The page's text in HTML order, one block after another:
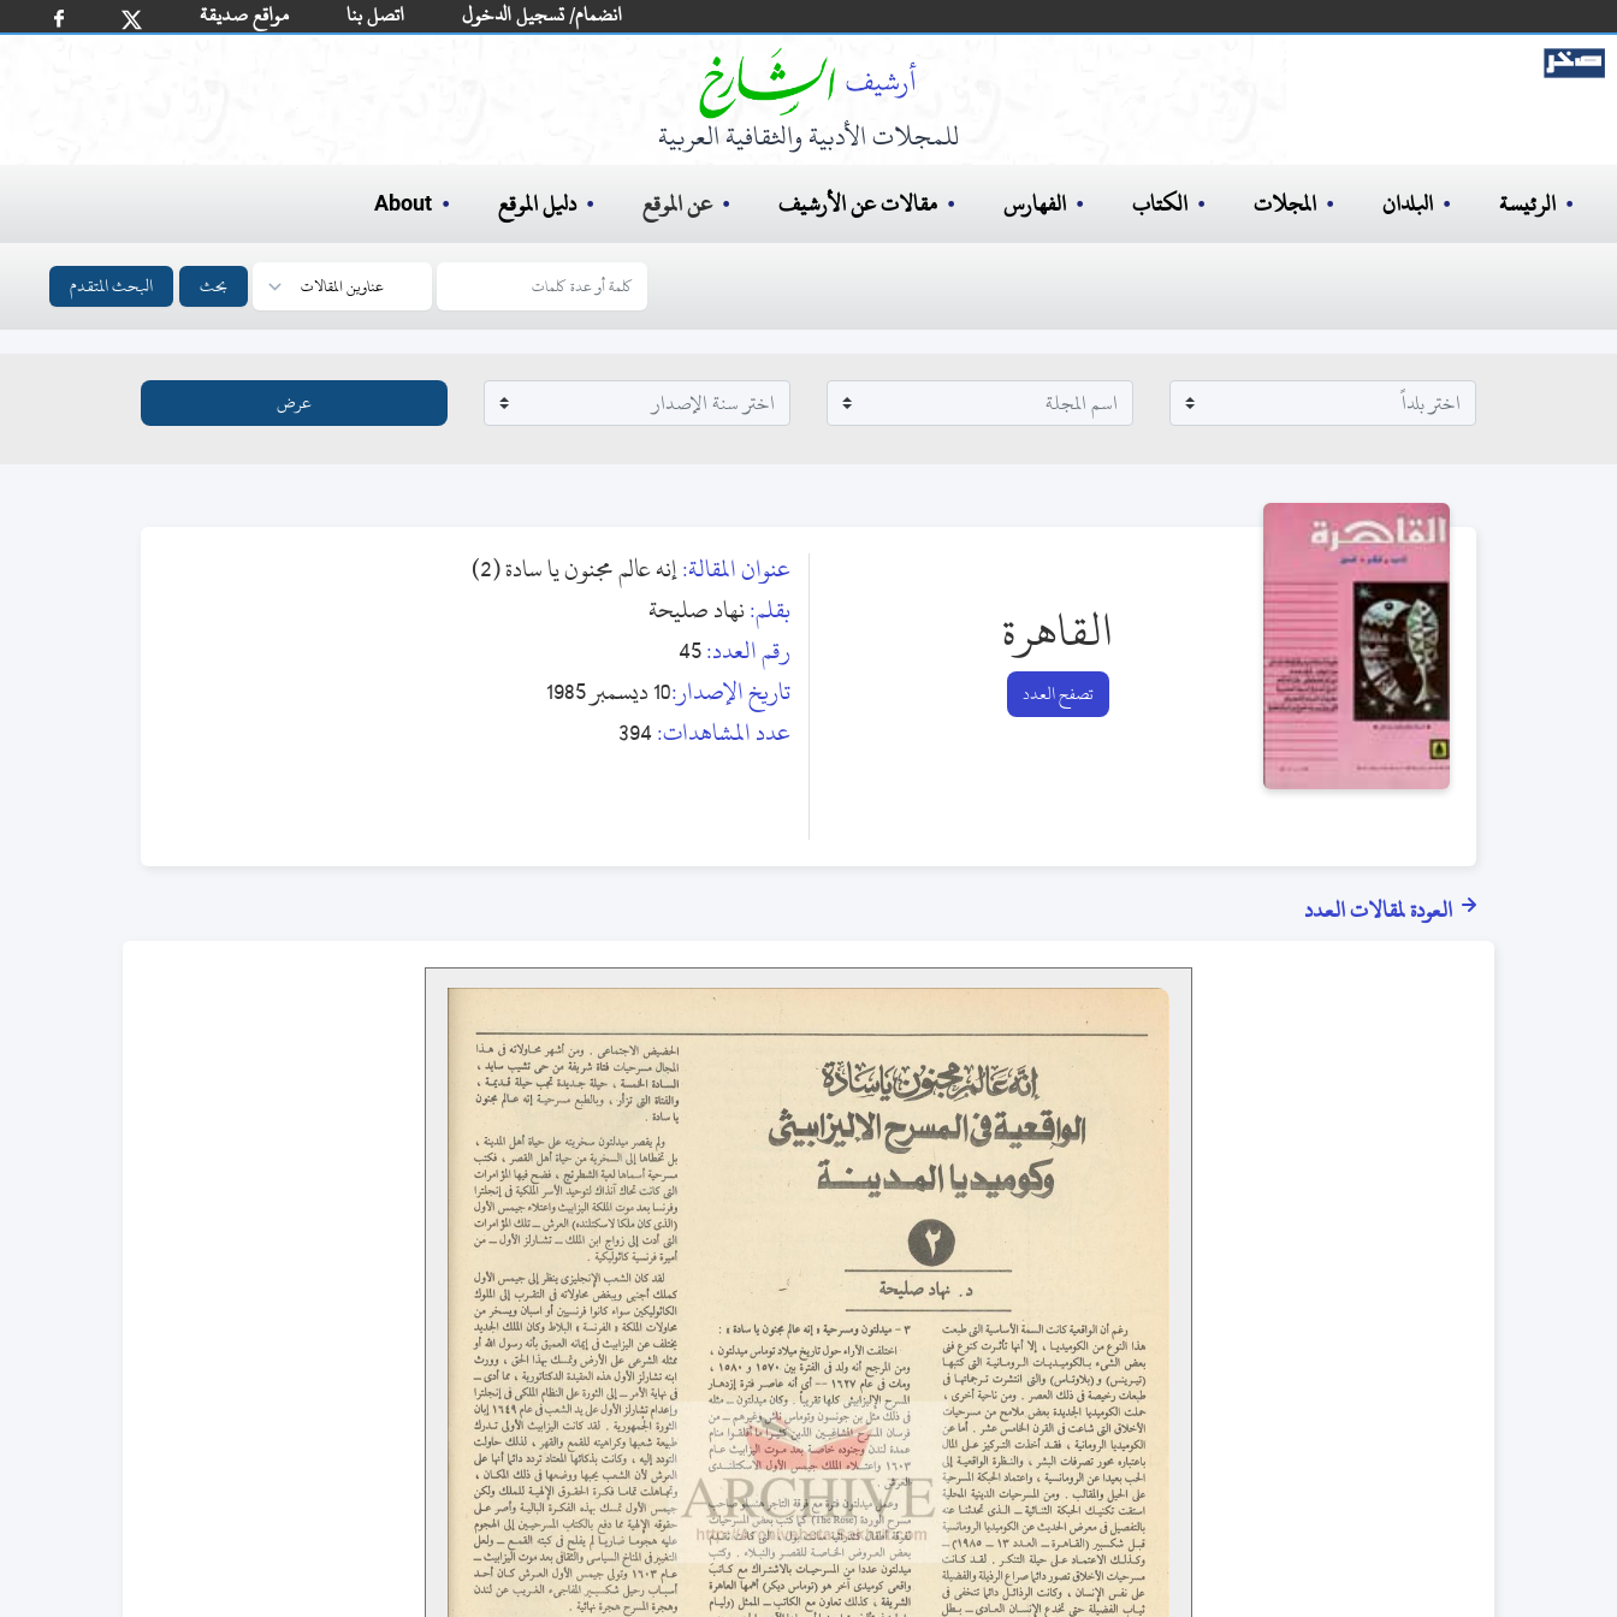
مواقع صديقة اتصل بنا انضمام/ تسجيل الدخول
للمجلات الأدبية والثقافية العربية
الرئيسة البلدان المجلات الكتاب الفهارس مقالات عن الأرشيف عن الموقع دليل الموقع About
بحث البحث المتقدم
القاهرة
تصفح العدد
عنوان المقالة:إنه عالم مجنون يا سادة (2)
بقلم:نهاد صليحة
رقم العدد:45
تاريخ الإصدار:10 ديسمبر 1985
عدد المشاهدات:394
العودة لمقالات العدد